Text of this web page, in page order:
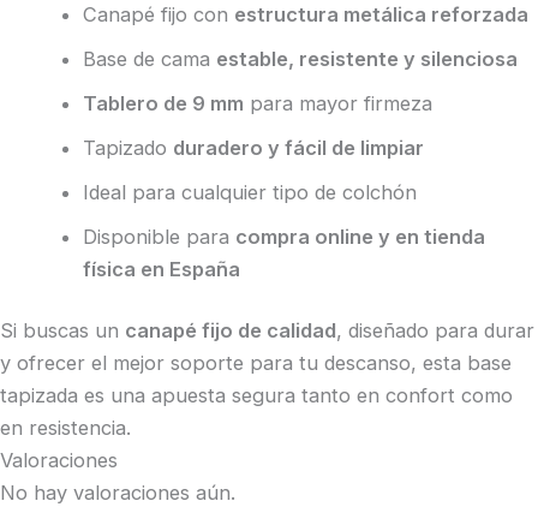
Canapé fijo con estructura metálica reforzada
Base de cama estable, resistente y silenciosa
Tablero de 9 mm para mayor firmeza
Tapizado duradero y fácil de limpiar
Ideal para cualquier tipo de colchón
Disponible para compra online y en tienda
física en España
Si buscas un canapé fijo de calidad, diseñado para durar
y ofrecer el mejor soporte para tu descanso, esta base
tapizada es una apuesta segura tanto en confort como
en resistencia.
Valoraciones
No hay valoraciones aún.